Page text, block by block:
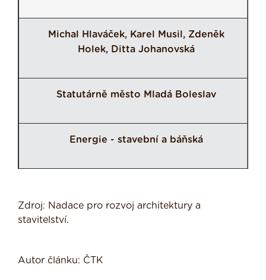
Michal Hlaváček, Karel Musil, Zdeněk
Holek, Ditta Johanovská
Statutárně město Mladá Boleslav
Energie - stavební a báňská
​Zdroj: Nadace pro rozvoj architektury a
stavitelství.
Autor článku: ČTK